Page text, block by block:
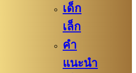
เด็ก
เล็ก
คำ
แนะนำ